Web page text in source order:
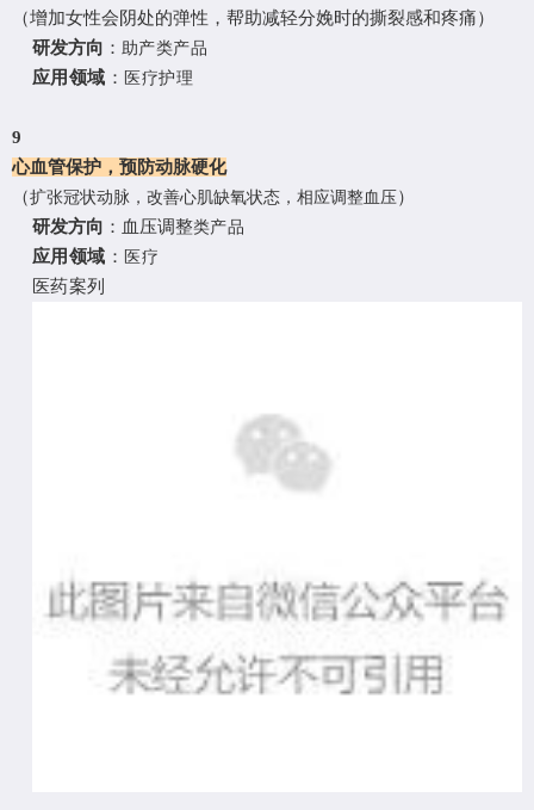
（增加女性会阴处的弹性 ，帮助减轻分娩时的撕裂感和疼痛）
研发方向 ： 助产类产品
应用领域 ： 医疗护理
9
心血管保护，预防动脉硬化
（扩张冠状动脉 ， 改善心肌缺氧状态 ， 相应调整血压 ）
研发方向 ：血压调整类产品
应用领域 ： 医疗
医药案列